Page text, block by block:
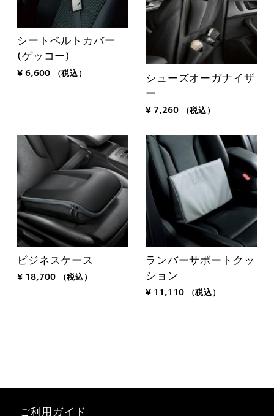
シートベルトカバー
(ゲッコー)
¥ 6,600 （税込）
シューズオーガナイザ
ー
¥ 7,260 （税込）
ビジネスケース
¥ 18,700 （税込）
ランバーサポートクッ
ション
¥ 11,110 （税込）
ご利用ガイド